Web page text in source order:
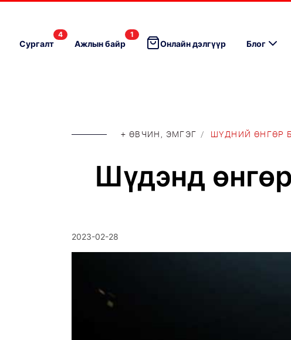
Сургалт
4
Ажлын байр
1
Онлайн дэлгүүр Блог
+ ӨВЧИН, ЭМГЭГ / ШҮДНИЙ ӨНГӨР
Шүдэнд
2023-02-28